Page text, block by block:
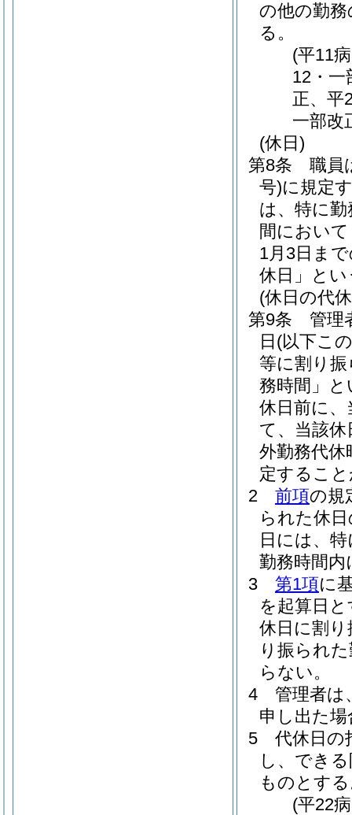
の他の勤
る。
(平11
12・一
正、平
一部改
(休日)
第8条
職員
号)に規定
は、特に
間におい
1月3日ま
休日」とい
(休日の代
第9条
管理
日 (以下こ
等に割り
務時間」と
休日前に
て、当該
外勤務代
定するこ
2
前項の規
られた休
日には、
勤務時間
3
第1項に
を起算日
休日に割
り振られ
らない。
4
管理者は
申し出た
5
代休日の
し、でき
ものとす
(平22